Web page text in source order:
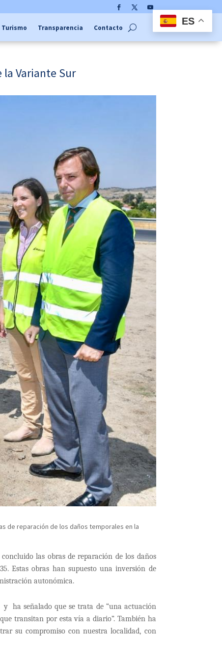
YouTube
Turismo Transparencia Contacto
Variante Sur
de reparación de los daños temporales en la
las obras de reparación de los daños
Estas obras han supuesto una inversión de
autonómica.
y ha señalado que se trata de “una actuación
transitan por esta vía a diario”. También ha
su compromiso con nuestra localidad, con
ES